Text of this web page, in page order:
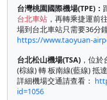
台灣桃園國際機場(TPE)：
台北車站 ，再轉乘捷運前往
場到台北車站只需要36分
https://www.taoyuan-
台北松山機場(TSA) ，位
(棕線) 轉 板南線(藍線) 抵
詳細機場交通請查看：
id=1056